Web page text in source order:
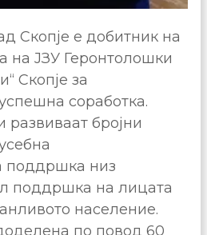
Скопје е добитник на
на ЈЗУ Геронтолошки
Скопје за
соработка.
развиваат бројни
поддршка низ
поддршка на лицата
население.
по повод 60